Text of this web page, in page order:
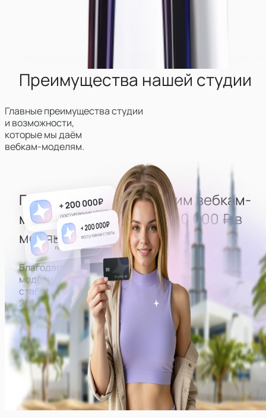
Преимущества нашей студии
Главные преимущества студии
и возможности,
которые мы даём
вебкам-моделям.
Гарантированно выводим вебкам-
моделейна доходот 200 000 ₽ в
месяц
Благодаря правильно выстроенной работе все
модели нашей студии могут рассчитывать на
стабильный доход от
200 000 ₽ в месяц на руки.
Примеры заработков